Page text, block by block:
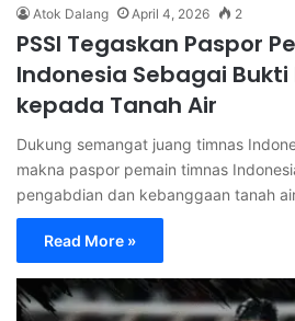
Atok Dalang April 4, 2026 2
PSSI Tegaskan Paspor
Indonesia Sebagai
kepada Tanah Air
Dukung semangat juang timnas
makna paspor pemain timnas
pengabdian dan kebanggaan tanah
Read More »